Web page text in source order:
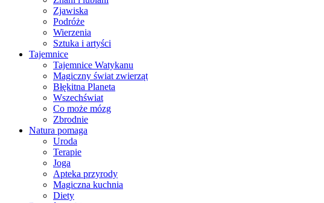
Zjawiska
Podróże
Wierzenia
Sztuka i artyści
Tajemnice
Tajemnice Watykanu
Magiczny świat zwierząt
Błękitna Planeta
Wszechświat
Co może mózg
Zbrodnie
Natura pomaga
Uroda
Terapie
Joga
Apteka przyrody
Magiczna kuchnia
Diety